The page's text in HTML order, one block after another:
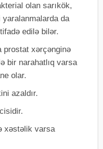
olan sarıkök,
da
edilə bilər.
prostat xərçənginə
bir narahatlıq varsa
olar.
azaldır.
xəstəlik varsa